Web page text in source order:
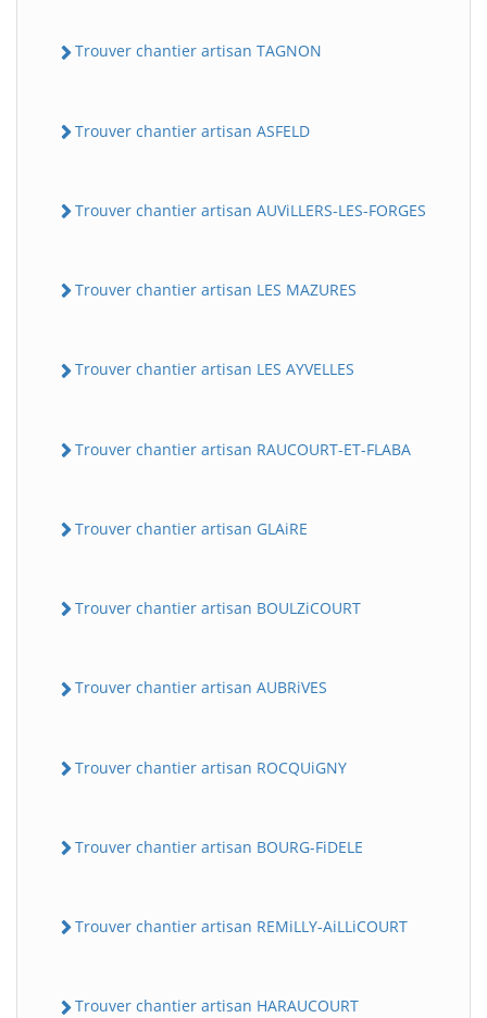
Trouver chantier artisan TAGNON
Trouver chantier artisan ASFELD
Trouver chantier artisan AUViLLERS-LES-FORGES
Trouver chantier artisan LES MAZURES
Trouver chantier artisan LES AYVELLES
Trouver chantier artisan RAUCOURT-ET-FLABA
Trouver chantier artisan GLAiRE
Trouver chantier artisan BOULZiCOURT
Trouver chantier artisan AUBRiVES
Trouver chantier artisan ROCQUiGNY
Trouver chantier artisan BOURG-FiDELE
Trouver chantier artisan REMiLLY-AiLLiCOURT
Trouver chantier artisan HARAUCOURT